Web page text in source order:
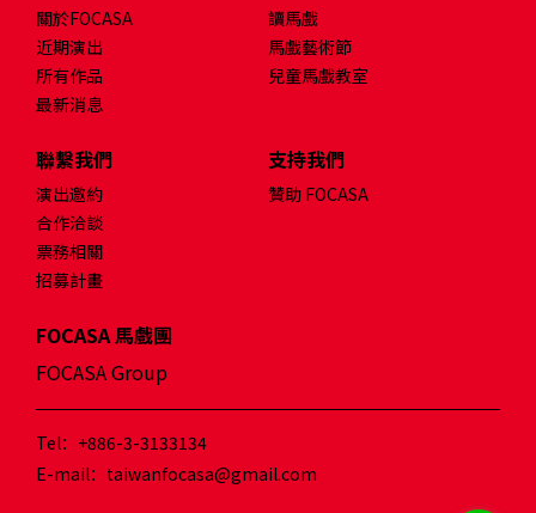
關於FOCASA
近期演出
所有作品
最新消息
讀馬戲
馬戲藝術節
兒童馬戲教室
聯繫我們
演出邀約
合作洽談
票務相關
招募計畫
支持我們
贊助 FOCASA
FOCASA 馬戲團
FOCASA Group
Tel：+886-3-3133134
E-mail：taiwanfocasa@gmail.com